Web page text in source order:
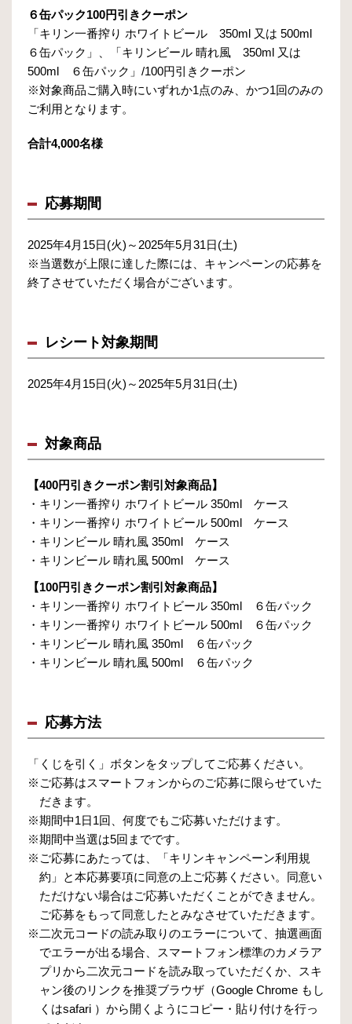
６缶パック100円引きクーポン
「キリン一番搾り ホワイトビール 350ml 又は 500ml
６缶パック」、「キリンビール 晴れ風 350ml 又は
500ml ６缶パック」/100円引きクーポン
※対象商品ご購入時にいずれか1点のみ、かつ1回のみの
ご利用となります。
合計4,000名様
応募期間
2025年4月15日(火)～2025年5月31日(土)
※当選数が上限に達した際には、キャンペーンの応募を
終了させていただく場合がございます。
レシート対象期間
2025年4月15日(火)～2025年5月31日(土)
対象商品
【400円引きクーポン割引対象商品】
・キリン一番搾り ホワイトビール 350ml ケース
・キリン一番搾り ホワイトビール 500ml ケース
・キリンビール 晴れ風 350ml ケース
・キリンビール 晴れ風 500ml ケース
【100円引きクーポン割引対象商品】
・キリン一番搾り ホワイトビール 350ml ６缶パック
・キリン一番搾り ホワイトビール 500ml ６缶パック
・キリンビール 晴れ風 350ml ６缶パック
・キリンビール 晴れ風 500ml ６缶パック
応募方法
「くじを引く」ボタンをタップしてご応募ください。
※ご応募はスマートフォンからのご応募に限らせていた
だきます。
※期間中1日1回、何度でもご応募いただけます。
※期間中当選は5回までです。
※ご応募にあたっては、「キリンキャンペーン利用規
約」と本応募要項に同意の上ご応募ください。同意い
ただけない場合はご応募いただくことができません。
ご応募をもって同意したとみなさせていただきます。
※二次元コードの読み取りのエラーについて、抽選画面
でエラーが出る場合、スマートフォン標準のカメラア
プリから二次元コードを読み取っていただくか、スキ
ャン後のリンクを推奨ブラウザ（Google Chrome もし
くはsafari ）から開くようにコピー・貼り付けを行っ